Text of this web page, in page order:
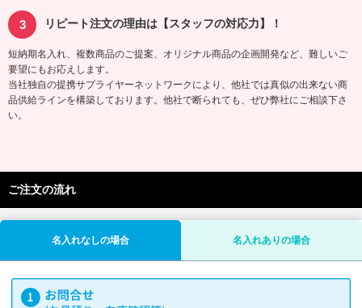
リピート注文の理由は【スタッフの対応力】！
短納期名入れ、複数商品のご提案、オリジナル商品の企画開発など、難しいご
要望にもお応えします。
当社独自の提携サプライヤーネットワークにより、他社では真似の出来ない商
品供給ラインを構築しております。他社で断られても、ぜひ弊社にご相談下さ
い。
ご注文の流れ
名入れなしの場合 名入れありの場合